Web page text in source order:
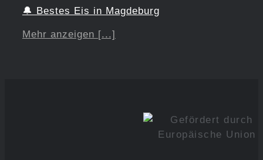
🔔 Bestes Eis in Magdeburg
Mehr anzeigen [...]